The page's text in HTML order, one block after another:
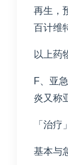
再生，
百计维
以上药
F、亚
炎又称
「治疗」
基本与